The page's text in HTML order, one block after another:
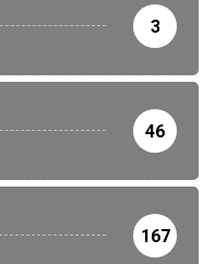
3
46
167